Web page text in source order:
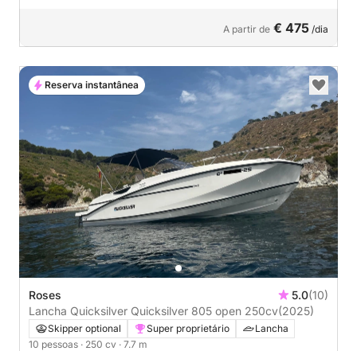
A partir de € 475 /dia
Roses 5.0(10)
Lancha Quicksilver Quicksilver 805 open 250cv(2025)
Skipper optional Super proprietário
Lancha
10 pessoas · 250 cv · 7.7 m
Reserva instantânea